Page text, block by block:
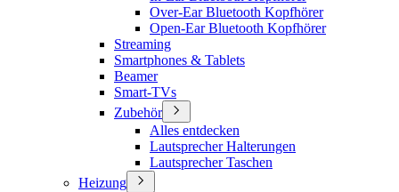
Over-Ear Bluetooth Kopfhörer
Open-Ear Bluetooth Kopfhörer
Streaming
Smartphones & Tablets
Beamer
Smart-TVs
Zubehör
Alles entdecken
Lautsprecher Halterungen
Lautsprecher Taschen
Heizung